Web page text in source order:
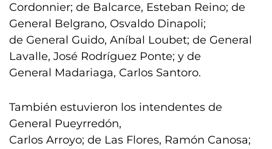
Cordonnier; de Balcarce, Esteban Reino; de
General Belgrano, Osvaldo Dinapoli;
de General Guido, Aníbal Loubet; de General
Lavalle, José Rodríguez Ponte; y de
General Madariaga, Carlos Santoro.
También estuvieron los intendentes de
General Pueyrredón,
Carlos Arroyo; de Las Flores, Ramón Canosa;